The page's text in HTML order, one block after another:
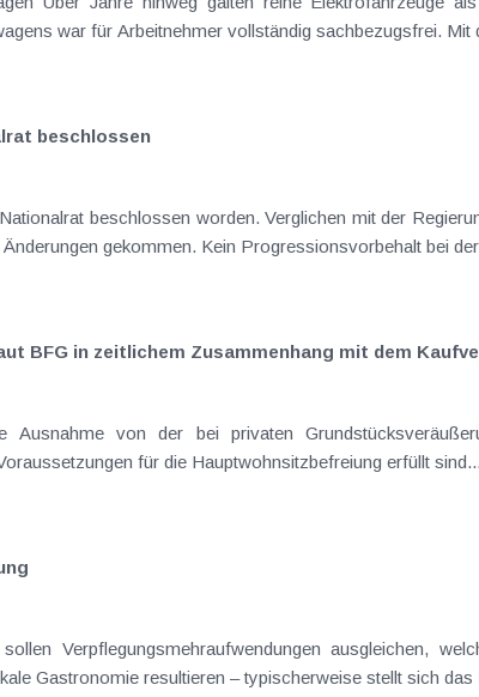
war für Arbeitnehmer vollständig sachbezugsfrei. Mit
beschlossen
beschlossen worden. Verglichen mit der
aus dem Juli 2026 ) ist es dabei vereinzelt noch zu wichtigen Änderungen gekommen. Kein
BFG in zeitlichem Zusammenhang mit dem
für die Hauptwohnsitzbefreiung erfüllt
Gastronomie resultieren – typischerweise stellt sich das